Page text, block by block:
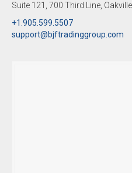
Suite 121, 700 Third Line,
+1.905.599.5507
support@bjftradinggroup.com